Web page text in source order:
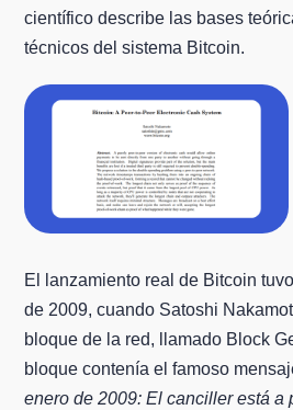
científico describe las bases
técnicos del sistema Bitcoin.
El lanzamiento real de Bitcoin
de 2009, cuando Satoshi
bloque de la red, llamado Block
bloque contenía el famoso
enero de 2009: El canciller está a